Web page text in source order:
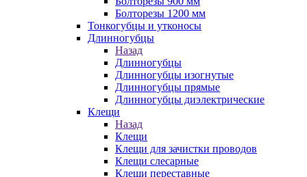
Болторезы 1200 мм
Тонкогубцы и утконосы
Длинногубцы
Назад
Длинногубцы
Длинногубцы изогнутые
Длинногубцы прямые
Длинногубцы диэлектрические
Клещи
Назад
Клещи
Клещи для зачистки проводов
Клещи слесарные
Клещи переставные